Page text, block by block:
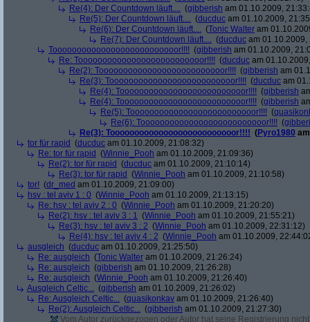
Re(4): Der Countdown läuft.... (gibberish am 01.10.2009,
Re(5): Der Countdown läuft.... (ducduc am 01.10.2009,
Re(6): Der Countdown läuft.... (Tonic Walter am
Re(7): Der Countdown läuft.... (ducduc am 01.10.2009,
Toooooooooooooooooooooooooor!!!! (gibberish am 01.10.2009,
Re: Toooooooooooooooooooooooooor!!!! (ducduc am
Re(2): Toooooooooooooooooooooooooor!!!! (gibberish am
Re(3): Toooooooooooooooooooooooooor!!!! (ducduc am
Re(4): Toooooooooooooooooooooooooor!!!! (gibberish
Re(4): Toooooooooooooooooooooooooor!!!! (gibberish
Re(5): Toooooooooooooooooooooooooor!!!! (
Re(6): Toooooooooooooooooooooooooor!!!! (
Re(3): Toooooooooooooooooooooooooor!!!! (Pyro1980
tor für rapid (ducduc am 01.10.2009, 21:08:32)
Re: tor für rapid (Winnie_Pooh am 01.10.2009, 21:09:36)
Re(2): tor für rapid (ducduc am 01.10.2009, 21:10:14)
Re(3): tor für rapid (Winnie_Pooh am 01.10.2009, 21:10:58)
tor! (dr_med am 01.10.2009, 21:09:00)
hsv : tel aviv 1 : 0 (Winnie_Pooh am 01.10.2009, 21:13:15)
Re: hsv : tel aviv 2 : 0 (Winnie_Pooh am 01.10.2009, 21:20:20)
Re(2): hsv : tel aviv 3 : 1 (Winnie_Pooh am 01.10.2009, 21:55:21)
Re(3): hsv : tel aviv 3 : 2 (Winnie_Pooh am 01.10.2009, 22:31:12)
Re(4): hsv : tel aviv 4 : 2 (Winnie_Pooh am 01.10.2009,
ausgleich (ducduc am 01.10.2009, 21:25:50)
Re: ausgleich (Tonic Walter am 01.10.2009, 21:26:24)
Re: ausgleich (gibberish am 01.10.2009, 21:26:28)
Re: ausgleich (Winnie_Pooh am 01.10.2009, 21:26:40)
Ausgleich Celtic... (gibberish am 01.10.2009, 21:26:02)
Re: Ausgleich Celtic... (quasikonkav am 01.10.2009, 21:26:40)
Re(2): Ausgleich Celtic... (gibberish am 01.10.2009, 21:27:30)
Vom Autor zurückgezogen oder Autor hat seine Registrierung